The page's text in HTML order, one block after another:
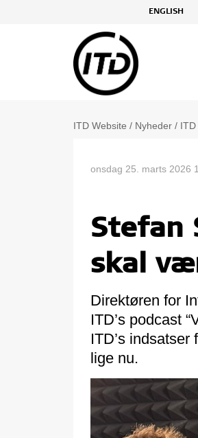
ENGLISH
ITD Website / Nyheder /
onsdag 25. marts 2026
Stefan
skal
Direktøren for
ITD’s podcast
ITD’s
lige nu.